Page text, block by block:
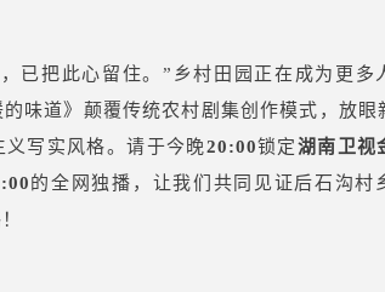
已把此心留住。”乡村田园正在成为更多
味道》颠覆传统农村剧集创作模式，放眼
写实风格。请于今晚20:00锁定湖南卫视
的全网独播，让我们共同见证后石沟村